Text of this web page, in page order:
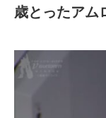
歳とったアム